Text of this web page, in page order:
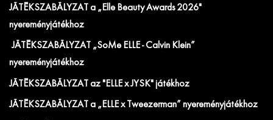
JÁTÉKSZABÁLYZAT a „Elle Beauty Awards 2026"
nyereményjátékhoz
JÁTÉKSZABÁLYZAT „SoMe ELLE - Calvin Klein”
nyereményjátékhoz
JÁTÉKSZABÁLYZAT az "ELLE x JYSK" játékhoz
JÁTÉKSZABÁLYZAT a „ELLE x Tweezerman” nyereményjátékhoz